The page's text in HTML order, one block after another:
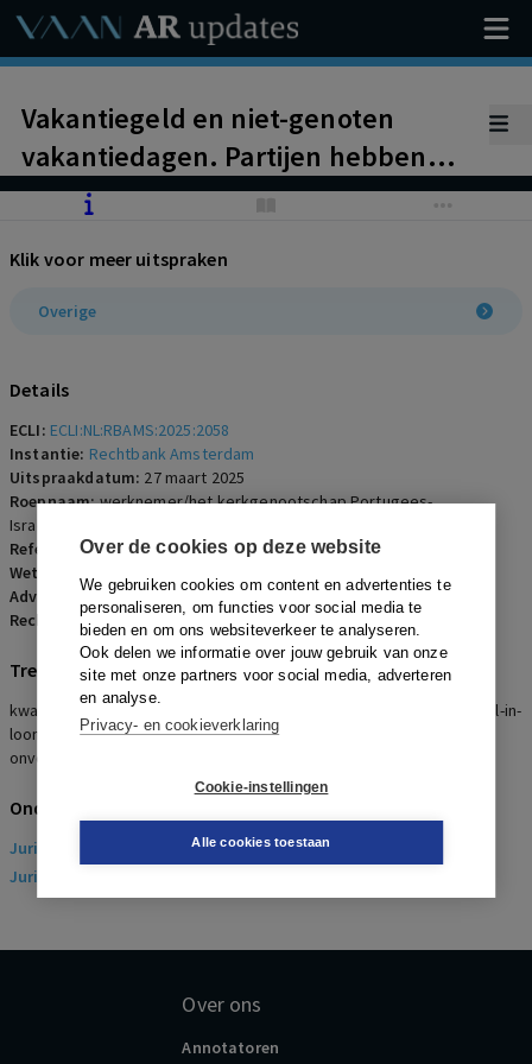
Over de cookies op deze website
We gebruiken cookies om content en advertenties te
personaliseren, om functies voor social media te
bieden en om ons websiteverkeer te analyseren.
Ook delen we informatie over jouw gebruik van onze
site met onze partners voor social media, adverteren
en analyse.
Privacy- en cookieverklaring
Cookie-instellingen
Alle cookies toestaan
Vakantiegeld en niet-genoten
vakantiedagen. Partijen hebben
een all-in loon afgesproken, maar
genoten vakantiedagen niet
rechtsgeldig. Toch wordt deze
onderbouwing afgewezen.
Klik voor meer uitspraken
Overige
Details
ECLI: ECLI:NL:RBAMS:2025:2058
Instantie: Rechtbank Amsterdam
Uitspraakdatum: 27 maart 2025
Roepnaam:werknemer/het kerkgenootschap Portugees-
Israelietische Gemeente
Referentienummer:AR-2025-0430
Wetsartikelen:
Advocaten:H. Loonstein, J.X. ten Velden en L.D.N. Mordaunt
Rechters:J.F. Kuiken
Trefwoorden
kwalificatie, overeenkomst, arbeidsovereenkomst, vergoeding, all-in-
loon, vakantietoeslag, niet genoten vakantiedagen, bruto/netto,
onverschuldigde betaling
Onderwerpen
Juridisch
> Arbeidsrecht
Juridisch
Over ons
Annotatoren